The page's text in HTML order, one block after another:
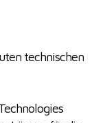
technischen